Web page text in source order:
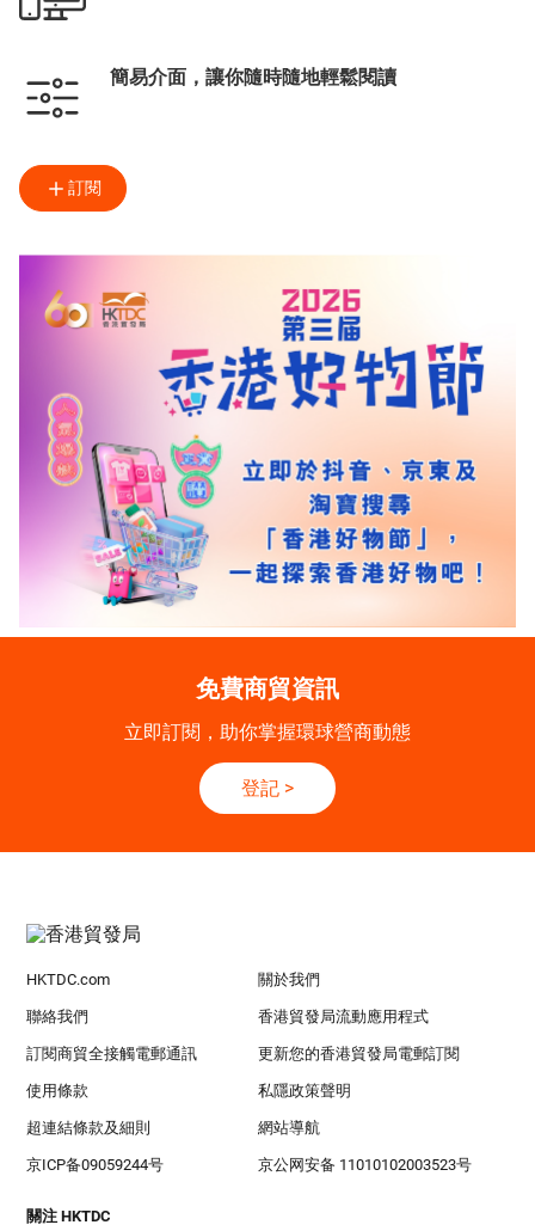
簡易介面，讓你隨時隨地輕鬆閱讀
訂閱
免費商貿資訊
立即訂閱，助你掌握環球營商動態
登記 >
HKTDC.com 關於我們
聯絡我們 香港貿發局流動應用程式
訂閱商貿全接觸電郵通訊 更新您的香港貿發局電郵訂閱
使用條款 私隱政策聲明
超連結條款及細則 網站導航
京ICP备09059244号 京公网安备 11010102003523号
關注 HKTDC